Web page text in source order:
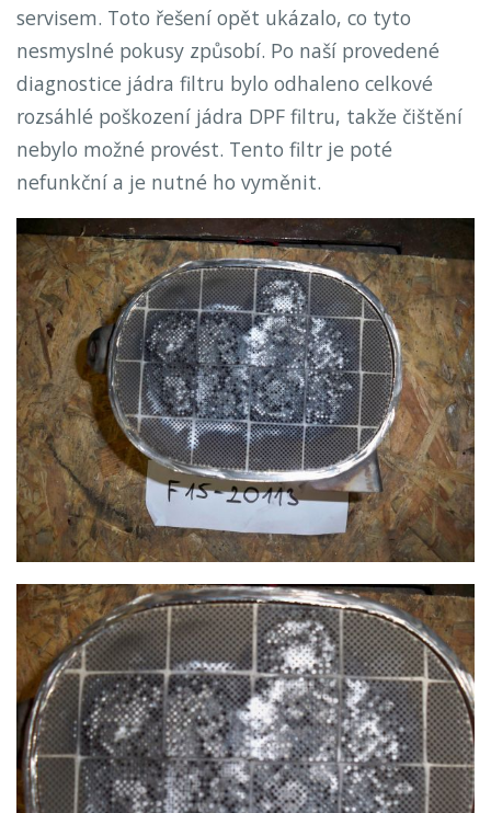
servisem. Toto řešení opět ukázalo, co tyto
nesmyslné pokusy způsobí. Po naší provedené
diagnostice jádra filtru bylo odhaleno celkové
rozsáhlé poškození jádra DPF filtru, takže čištění
nebylo možné provést. Tento filtr je poté
nefunkční a je nutné ho vyměnit.